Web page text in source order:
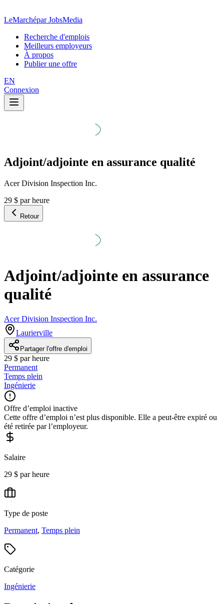
LeMarchépar JobsMedia
Recherche d'emplois
Meilleurs employeurs
À propos
Publier une offre
EN
Connexion
Adjoint/adjointe en assurance qualité
Acer Division Inspection Inc.
29 $ par heure
Retour
Adjoint/adjointe en assurance
qualité
Acer Division Inspection Inc.
Laurierville
Partager l'offre d'emploi
29 $ par heure
Permanent
Temps plein
Ingénierie
Offre d’emploi inactive
Cette offre d’emploi n’est plus disponible. Elle a peut-être expiré ou
été retirée par l’employeur.
Salaire
29 $ par heure
Type de poste
Permanent, Temps plein
Catégorie
Ingénierie